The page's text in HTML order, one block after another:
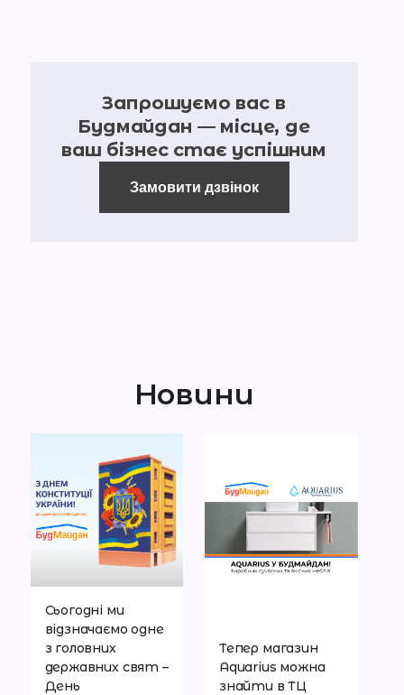
Запрошуємо вас в
Будмайдан — місце, де
ваш бізнес стає успішним
Замовити дзвінок
Новини
Сьогодні ми
відзначаємо одне
з головних
державних свят –
День
Тепер магазин
Aquarius можна
знайти в ТЦ